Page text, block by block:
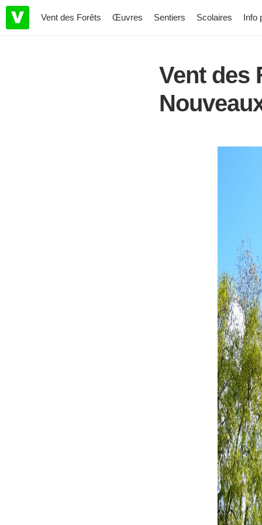
Vent des Forêts Œuvres Sentiers Scolaires Info
Vent des